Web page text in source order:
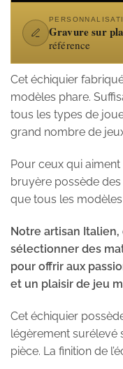
Gravure sur
référence
Cet échiquier
modèles phare.
tous les types de
grand nombre de
Pour ceux qui
bruyère possède
que tous les
Notre artisan
sélectionner des
pour offrir aux
et un plaisir de jeu
Cet échiquier
légèrement surélevé
pièce. La finition de